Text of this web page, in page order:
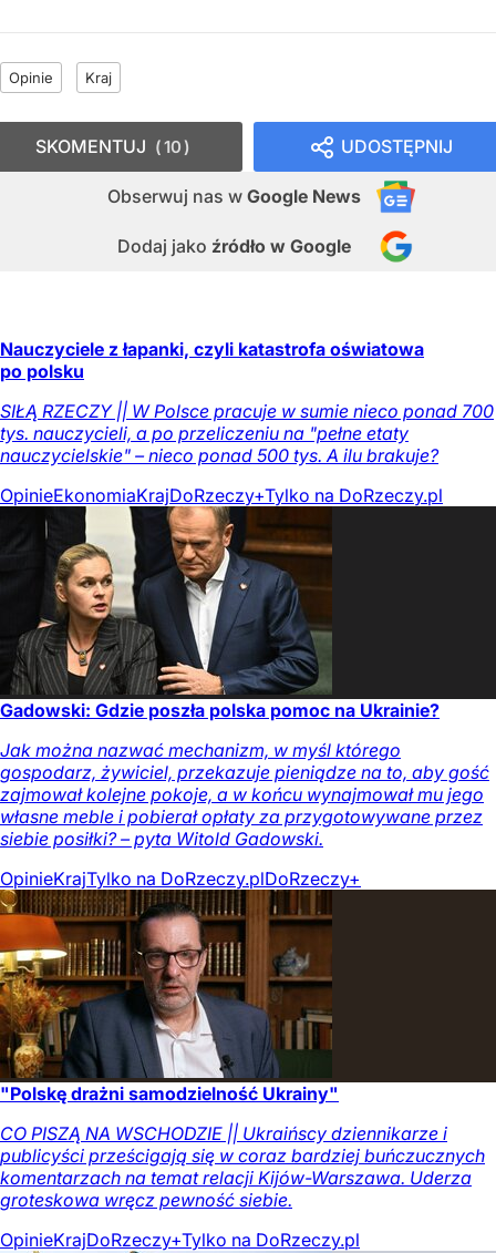
Opinie Kraj
UDOSTĘPNIJ
Obserwuj nas w Google News
Dodaj jako źródło w Google
SKOMENTUJ 10
Nauczyciele z łapanki, czyli katastrofa oświatowa
po polsku
SIŁĄ RZECZY || W Polsce pracuje w sumie nieco ponad 700
tys. nauczycieli, a po przeliczeniu na "pełne etaty
nauczycielskie" – nieco ponad 500 tys. A ilu brakuje?
OpinieEkonomiaKrajDoRzeczy+Tylko na DoRzeczy.pl
Gadowski: Gdzie poszła polska pomoc na Ukrainie?
Jak można nazwać mechanizm, w myśl którego
gospodarz, żywiciel, przekazuje pieniądze na to, aby gość
zajmował kolejne pokoje, a w końcu wynajmował mu jego
własne meble i pobierał opłaty za przygotowywane przez
siebie posiłki? – pyta Witold Gadowski.
OpinieKrajTylko na DoRzeczy.plDoRzeczy+
"Polskę drażni samodzielność Ukrainy"
CO PISZĄ NA WSCHODZIE || Ukraińscy dziennikarze i
publicyści prześcigają się w coraz bardziej buńczucznych
komentarzach na temat relacji Kijów-Warszawa. Uderza
groteskowa wręcz pewność siebie.
OpinieKrajDoRzeczy+Tylko na DoRzeczy.pl